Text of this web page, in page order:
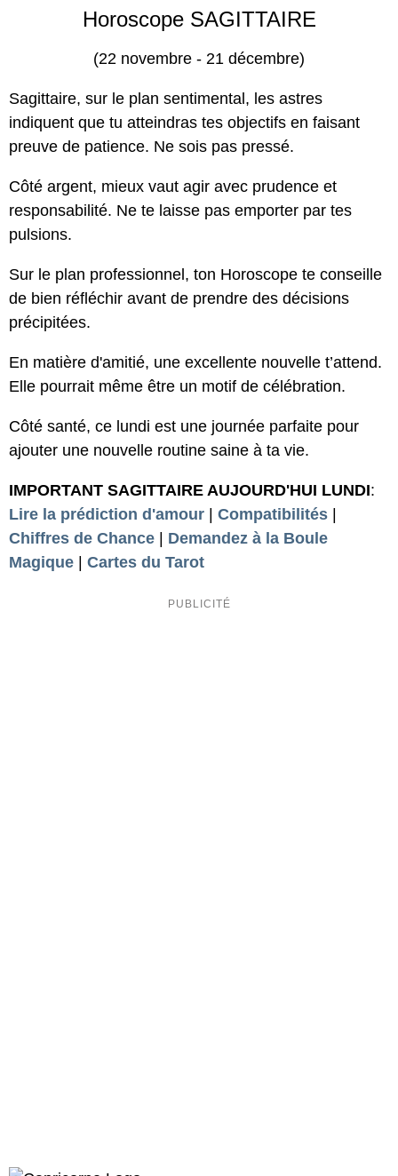
Horoscope SAGITTAIRE
(22 novembre - 21 décembre)
Sagittaire, sur le plan sentimental, les astres
indiquent que tu atteindras tes objectifs en faisant
preuve de patience. Ne sois pas pressé.
Côté argent, mieux vaut agir avec prudence et
responsabilité. Ne te laisse pas emporter par tes
pulsions.
Sur le plan professionnel, ton Horoscope te conseille
de bien réfléchir avant de prendre des décisions
précipitées.
En matière d'amitié, une excellente nouvelle t’attend.
Elle pourrait même être un motif de célébration.
Côté santé, ce lundi est une journée parfaite pour
ajouter une nouvelle routine saine à ta vie.
IMPORTANT SAGITTAIRE AUJOURD'HUI LUNDI:
Lire la prédiction d'amour
Compatibilités
Chiffres de Chance
Demandez à la Boule
Magique
Cartes du Tarot